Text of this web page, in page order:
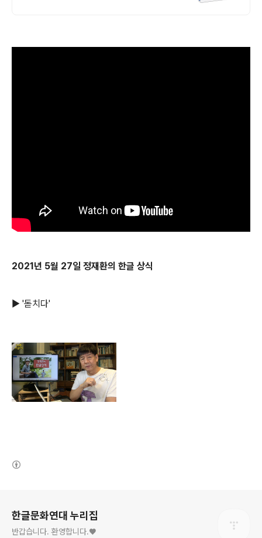
2021년 5월 27일 정재환의 한글 상식
▶ '돋치다'
한글문화연대 누리집
반갑습니다. 환영합니다.♥